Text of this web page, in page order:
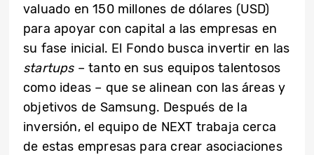
valuado en 150 millones de dólares (USD)
para apoyar con capital a las empresas en
su fase inicial. El Fondo busca invertir en las
startups– tanto en sus equipos talentosos
como ideas – que se alinean con las áreas y
objetivos de Samsung. Después de la
inversión, el equipo de NEXT trabaja cerca
de estas empresas para crear asociaciones